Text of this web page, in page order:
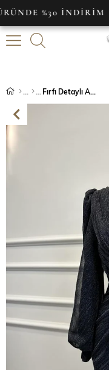
İNDİRİM ◆
Fırfı Detaylı Abiye Siyah